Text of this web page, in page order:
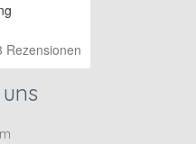
Rezensionen